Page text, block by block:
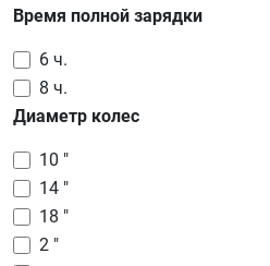
Время полной зарядки
6 ч.
8 ч.
Диаметр колес
10 "
14 "
18 "
2 "